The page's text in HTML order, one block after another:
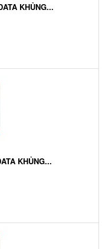
KHỦNG...
KHỦNG...